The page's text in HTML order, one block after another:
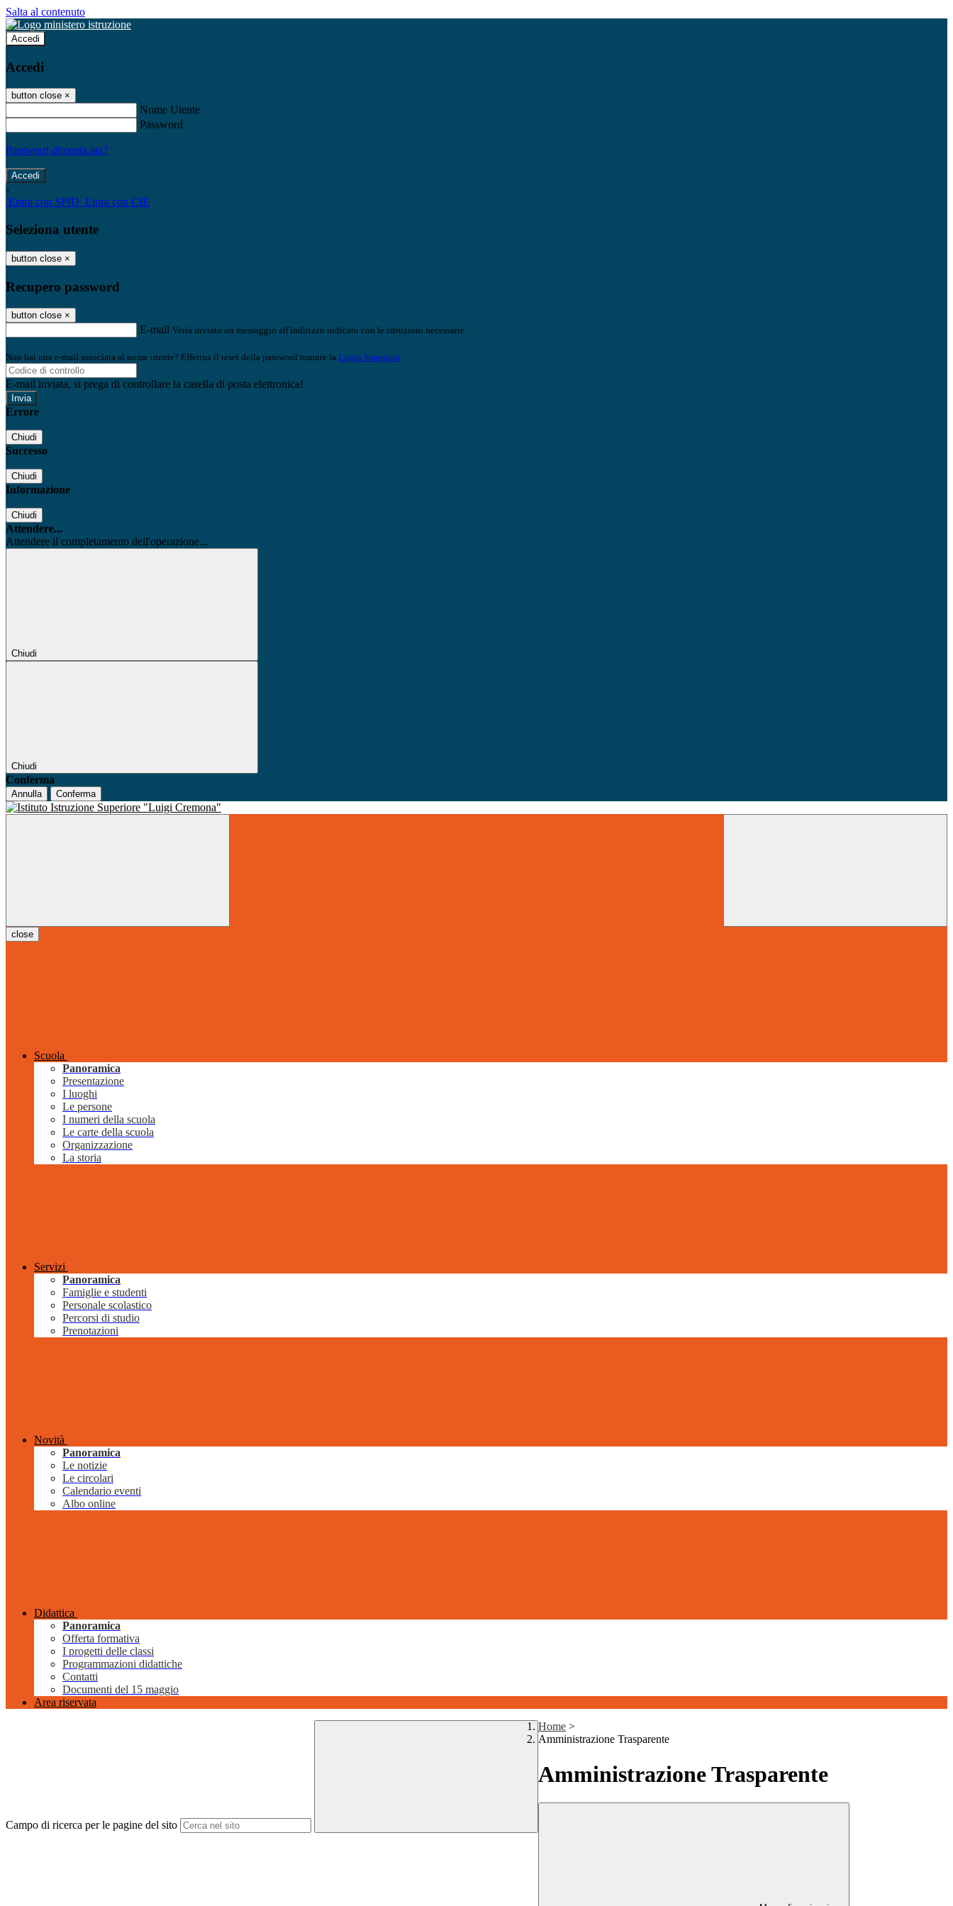
Salta al contenuto
Accedi
Accedi
button close ×
Nome Utente
Password
Password dimenticata?
-
Entra con SPID Entra con CIE
Seleziona utente
button close ×
Recupero password
button close ×
E-mail Verrà inviato un messaggio all'indirizzo indicato con le istruzioni necessarie.
Non hai una e-mail associata al nome utente? Effettua il reset della password tramite la Login Spaggiari
E-mail inviata, si prega di controllare la casella di posta elettronica!
Errore
Chiudi
Successo
Chiudi
Informazione
Chiudi
Attendere...
Attendere il completamento dell'operazione...
Chiudi
Chiudi
Conferma
Annulla Conferma
close
Scuola
Panoramica
Presentazione
I luoghi
Le persone
I numeri della scuola
Le carte della scuola
Organizzazione
La storia
Servizi
Panoramica
Famiglie e studenti
Personale scolastico
Percorsi di studio
Prenotazioni
Novità
Panoramica
Le notizie
Le circolari
Calendario eventi
Albo online
Didattica
Panoramica
Offerta formativa
I progetti delle classi
Programmazioni didattiche
Contatti
Documenti del 15 maggio
Area riservata
Campo di ricerca per le pagine del sito
Home >
Amministrazione Trasparente
Amministrazione Trasparente